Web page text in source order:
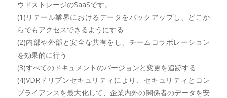
ウドストレージのSaaSです。
(1)リテール業界におけるデータをバックアップし、どこか
らでもアクセスできるようにする
(2)内部や外部と安全な共有をし、チームコラボレーション
を効果的に行う
(3)すべてのドキュメントのバージョンと変更を追跡する
(4)VDRドリブンセキュリティにより、セキュリティとコン
プライアンスを最大化して、企業内外の関係者のデータを安